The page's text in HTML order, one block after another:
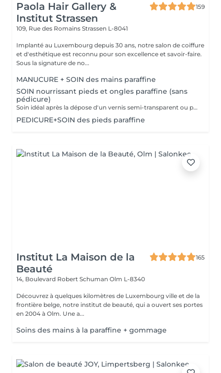
Paola Hair Gallery &
Institut Strassen
159
109, Rue des Romains Strassen L-8041
Implanté au Luxembourg depuis 30 ans, notre salon de coiffure
et d'esthétique est reconnu pour son excellence et savoir-faire.
Sous la signature de no...
MANUCURE + SOIN des mains paraffine
SOIN nourrissant pieds et ongles paraffine (sans
pédicure)
Soin idéal après la dépose d'un vernis semi-transparent ou pour simplement nourrir les pieds et les ongles
PEDICURE+SOIN des pieds paraffine
Institut La Maison de la
Beauté
165
14, Boulevard Robert Schuman Olm L-8340
Découvrez à quelques kilomètres de Luxembourg ville et de la
frontière belge, notre institut de beauté, qui a ouvert ses portes
en 2004 à Olm. Une a...
Soins des mains à la paraffine + gommage